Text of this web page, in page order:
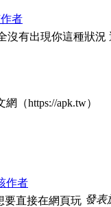
者
沒有出現你這種狀況
（https://apk.tw）
作者
發表
要直接在網頁玩